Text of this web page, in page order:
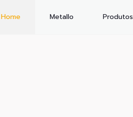
Home Metallo Produtos